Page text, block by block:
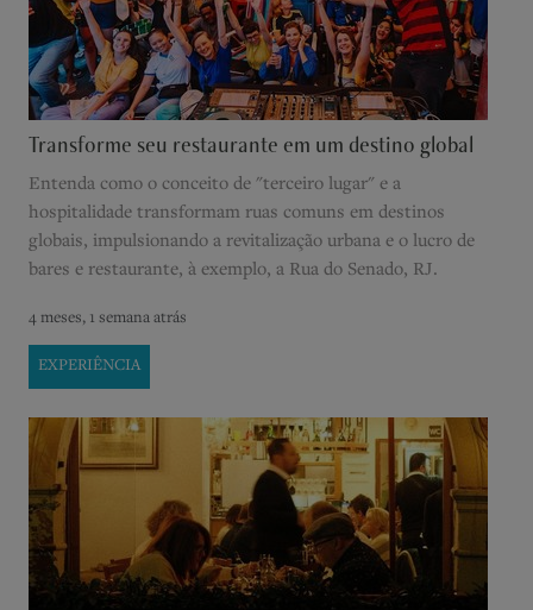
Transforme seu restaurante em um destino global
Entenda como o conceito de "terceiro lugar" e a
hospitalidade transformam ruas comuns em destinos
globais, impulsionando a revitalização urbana e o lucro de
bares e restaurante, à exemplo, a Rua do Senado, RJ.
4 meses, 1 semana atrás
EXPERIÊNCIA